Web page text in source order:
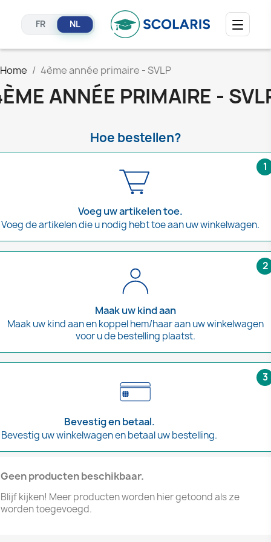
FR NL
Home 4ème année primaire - SVLP
ANNÉE PRIMAIRE -
Hoe bestellen?
1
Voeg uw artikelen toe.
Voeg de artikelen die u nodig hebt toe aan uw winkelwagen.
2
Maak uw kind aan
Maak uw kind aan en koppel hem/haar aan uw winkelwagen
voor u de bestelling plaatst.
3
Bevestig en betaal.
Bevestig uw winkelwagen en betaal uw bestelling.
Geen producten beschikbaar.
Blijf kijken! Meer producten worden hier getoond als ze
worden toegevoegd.